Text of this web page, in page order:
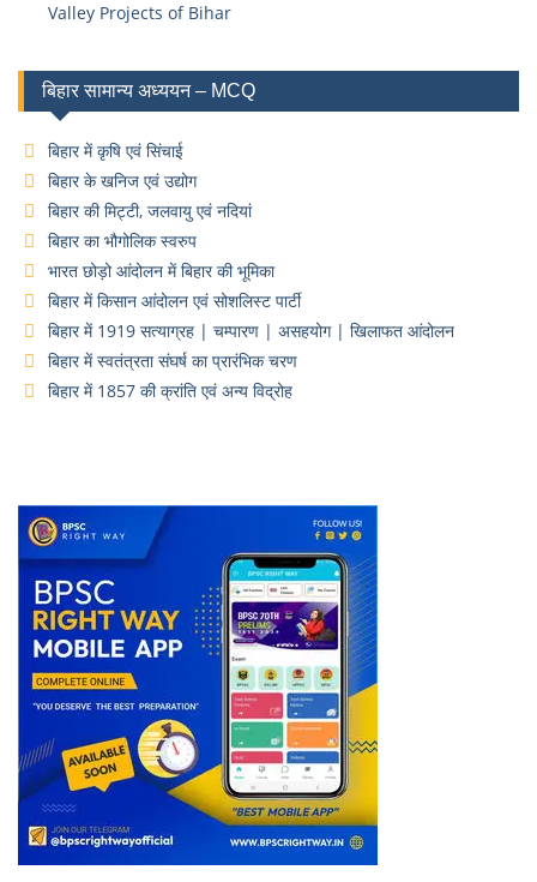
Valley Projects of Bihar
बिहार सामान्य अध्ययन – MCQ
बिहार में कृषि एवं सिंचाई
बिहार के खनिज एवं उद्योग
बिहार की मिट्टी, जलवायु एवं नदियां
बिहार का भौगोलिक स्वरुप
भारत छोड़ो आंदोलन में बिहार की भूमिका
बिहार में किसान आंदोलन एवं सोशलिस्ट पार्टी
बिहार में 1919 सत्याग्रह | चम्पारण | असहयोग | खिलाफत आंदोलन
बिहार में स्वतंत्रता संघर्ष का प्रारंभिक चरण
बिहार में 1857 की क्रांति एवं अन्य विद्रोह